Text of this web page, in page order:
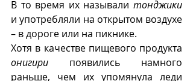
В то время их называли тонджики
и употребляли на открытом воздухе
– в дороге или на пикнике.
онигири появились намного
раньше, чем их упомянула леди